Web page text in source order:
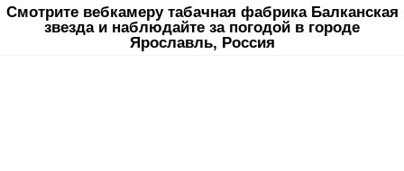
Смотрите вебкамеру табачная фабрика Балканская
звезда и наблюдайте за погодой в городе
Ярославль, Россия